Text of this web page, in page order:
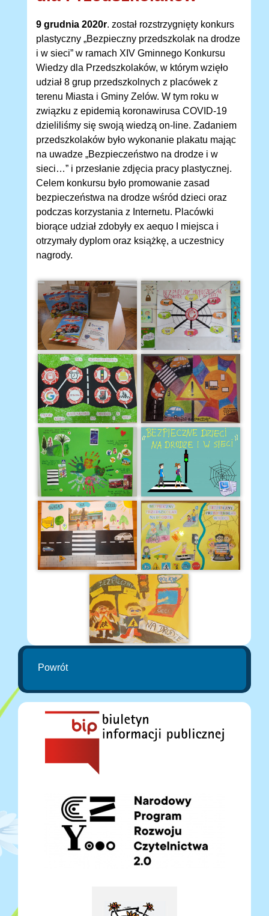
9 grudnia 2020r. został rozstrzygnięty konkurs
plastyczny „Bezpieczny przedszkolak na drodze
i w sieci” w ramach XIV Gminnego Konkursu
Wiedzy dla Przedszkolaków, w którym wzięło
udział 8 grup przedszkolnych z placówek z
terenu Miasta i Gminy Zelów. W tym roku w
związku z epidemią koronawirusa COVID-19
dzieliliśmy się swoją wiedzą on-line. Zadaniem
przedszkolaków było wykonanie plakatu mając
na uwadze „Bezpieczeństwo na drodze i w
sieci…” i przesłanie zdjęcia pracy plastycznej.
Celem konkursu było promowanie zasad
bezpieczeństwa na drodze wśród dzieci oraz
podczas korzystania z Internetu. Placówki
biorące udział zdobyły ex aequo I miejsca i
otrzymały dyplom oraz książkę, a uczestnicy
nagrody.
Powrót